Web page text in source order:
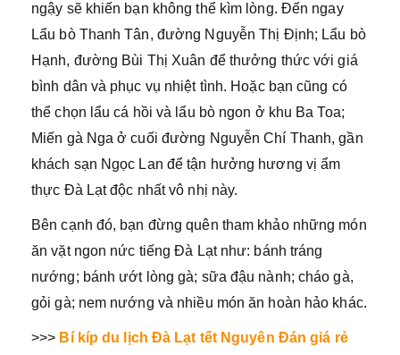
ngậy sẽ khiến bạn không thể kìm lòng. Đến ngay
Lẩu bò Thanh Tân, đường Nguyễn Thị Định; Lẩu bò
Hạnh, đường Bùi Thị Xuân để thưởng thức với giá
bình dân và phục vụ nhiệt tình. Hoặc bạn cũng có
thể chọn lẩu cá hồi và lẩu bò ngon ở khu Ba Toa;
Miến gà Nga ở cuối đường Nguyễn Chí Thanh, gần
khách sạn Ngọc Lan để tận hưởng hương vị ẩm
thực Đà Lạt độc nhất vô nhị này.
Bên cạnh đó, bạn đừng quên tham khảo những món
ăn vặt ngon nức tiếng Đà Lạt như: bánh tráng
nướng; bánh ướt lòng gà; sữa đậu nành; cháo gà,
gỏi gà; nem nướng và nhiều món ăn hoàn hảo khác.
>>> Bí kíp du lịch Đà Lạt tết Nguyên Đán giá rẻ